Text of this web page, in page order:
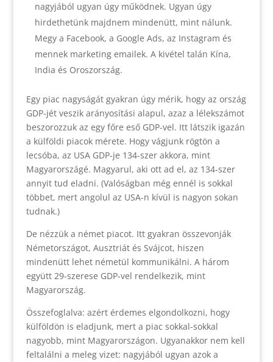
nagyjából ugyan úgy működnek. Ugyan úgy
hirdethetünk majdnem mindenütt, mint nálunk.
Megy a Facebook, a Google Ads, az Instagram és
mennek marketing emailek. A kivétel talán Kína,
India és Oroszország.
Egy piac nagyságát gyakran úgy mérik, hogy az ország
GDP-jét veszik arányosítási alapul, azaz a lélekszámot
beszorozzuk az egy főre eső GDP-vel. Itt látszik igazán
a külföldi piacok mérete. Hogy vágjunk rögtön a
lecsóba, az USA GDP-je 134-szer akkora, mint
Magyarországé. Magyarul, aki ott ad el, az 134-szer
annyit tud eladni. (Valóságban még ennél is sokkal
többet, mert angolul az USA-n kívül is nagyon sokan
tudnak.)
De nézzük a német piacot. Itt gyakran összevonják
Németországot, Ausztriát és Svájcot, hiszen
mindenütt lehet németül kommunikálni. A három
együtt 29-szerese GDP-vel rendelkezik, mint
Magyarország.
Összefoglalva: azért érdemes elgondolkozni, hogy
külföldön is eladjunk, mert a piac sokkal-sokkal
nagyobb, mint Magyarországon. Ugyanakkor nem kell
feltalálni a meleg vizet: nagyjából ugyan azok a